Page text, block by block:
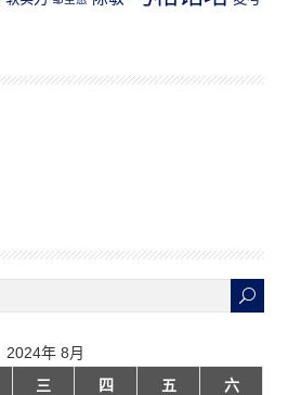
2024年 8月
三 四 五 六